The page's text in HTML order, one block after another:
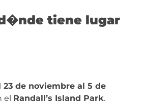
tiene lugar
23 de noviembre al 5 de
el Randall’s Island Park.